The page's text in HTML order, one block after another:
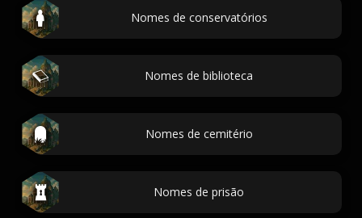
Nomes de conservatórios
Nomes de biblioteca
Nomes de cemitério
Nomes de prisão